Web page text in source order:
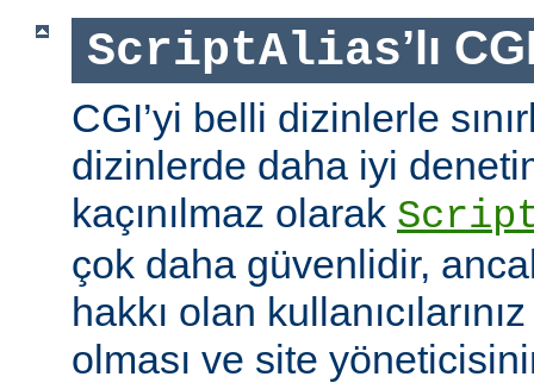
ScriptAlias’lı
CGI’yi belli dizinlerle
dizinlerde daha iyi
kaçınılmaz olarak
çok daha güvenlidir,
hakkı olan
olması ve site